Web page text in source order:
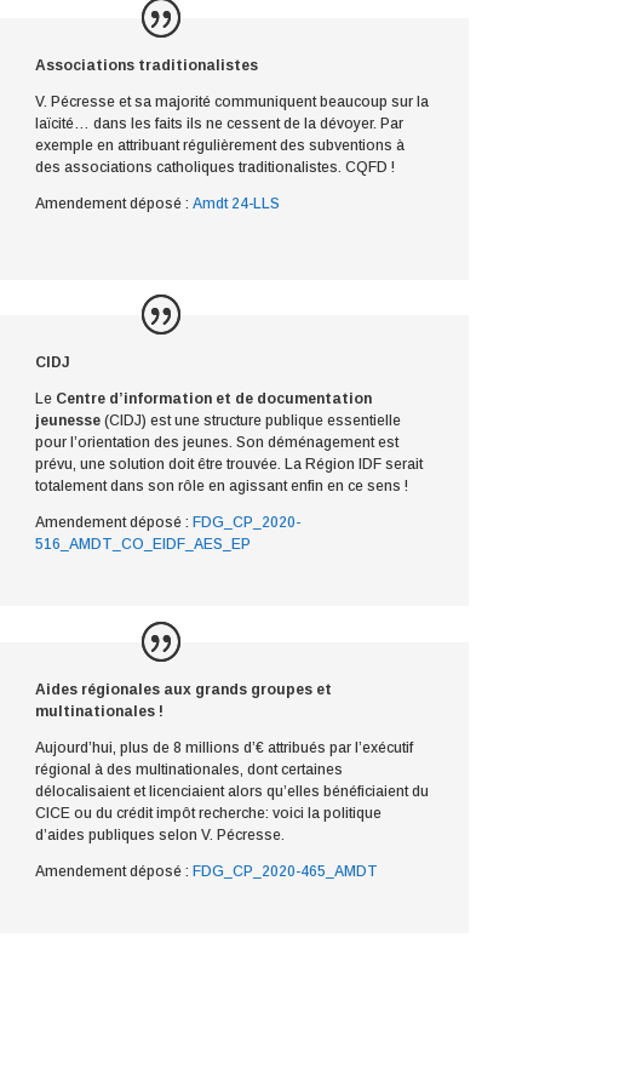
Associations traditionalistes
V. Pécresse et sa majorité communiquent beaucoup sur la
laïcité… dans les faits ils ne cessent de la dévoyer. Par
exemple en attribuant régulièrement des subventions à
des associations catholiques traditionalistes. CQFD !
Amendement déposé : Amdt 24-LLS
CIDJ
Le Centre d’information et de documentation
jeunesse(CIDJ) est une structure publique essentielle
pour l’orientation des jeunes. Son déménagement est
prévu, une solution doit être trouvée. La Région IDF serait
totalement dans son rôle en agissant enfin en ce sens !
Amendement déposé : FDG_CP_2020-
516_AMDT_CO_EIDF_AES_EP
Aides régionales aux grands groupes et
multinationales !
Aujourd’hui, plus de 8 millions d’€ attribués par l’exécutif
régional à des multinationales, dont certaines
délocalisaient et licenciaient alors qu’elles bénéficiaient du
CICE ou du crédit impôt recherche: voici la politique
d’aides publiques selon V. Pécresse.
Amendement déposé : FDG_CP_2020-465_AMDT